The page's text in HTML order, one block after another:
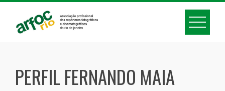
Skip
content
PERFIL FERNANDO MAIA